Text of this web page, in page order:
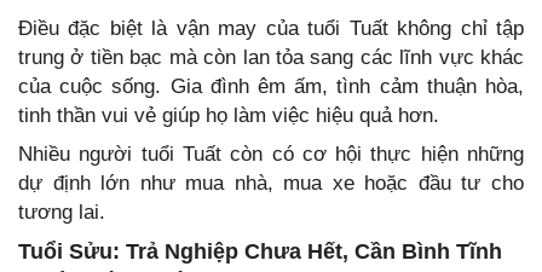
Điều đặc biệt là vận may của tuổi Tuất không chỉ tập
trung ở tiền bạc mà còn lan tỏa sang các lĩnh vực khác
của cuộc sống. Gia đình êm ấm, tình cảm thuận hòa,
tinh thần vui vẻ giúp họ làm việc hiệu quả hơn.
Nhiều người tuổi Tuất còn có cơ hội thực hiện những
dự định lớn như mua nhà, mua xe hoặc đầu tư cho
tương lai.
Tuổi Sửu: Trả Nghiệp Chưa Hết, Cần Bình Tĩnh